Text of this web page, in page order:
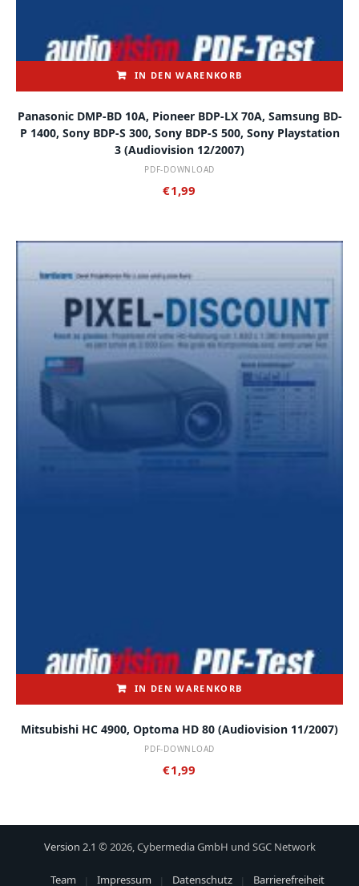
IN DEN WARENKORB
Panasonic DMP-BD 10A, Pioneer BDP-LX 70A, Samsung BD-
P 1400, Sony BDP-S 300, Sony BDP-S 500, Sony Playstation
3 (audiovision 12/2007)
PDF-DOWNLOAD
€1,99
IN DEN WARENKORB
Mitsubishi HC 4900, Optoma HD 80 (audiovision 11/2007)
PDF-DOWNLOAD
€1,99
Version 2.1 © 2026, Cybermedia GmbH und SGC Network
Team Impressum Datenschutz Barrierefreiheit